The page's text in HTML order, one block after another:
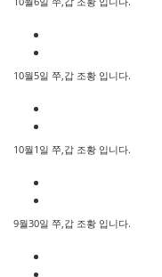
10월5일 쭈,갑 조황 입니다.
10월1일 쭈,갑 조황 입니다.
9월30일 쭈,갑 조황 입니다.